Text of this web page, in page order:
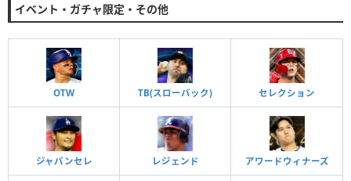
イベント・ガチャ限定・その他
OTW TB(スローバック) セレクション
ジャパンセレ レジェンド アワードウィナーズ